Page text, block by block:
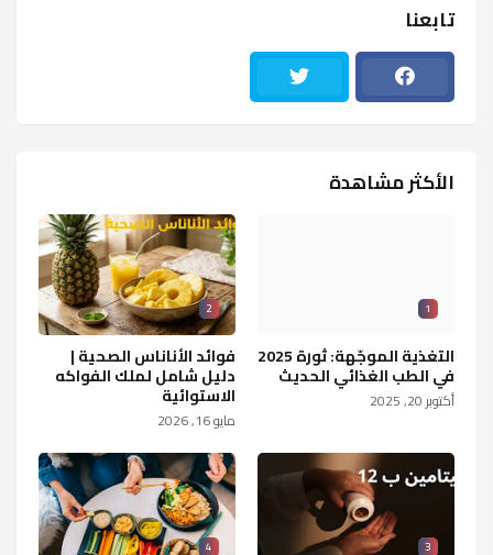
تابعنا
الأكثر مشاهدة
1
التغذية الموجّهة: ثورة 2025
في الطب الغذائي الحديث
أكتوبر 20, 2025
2
فوائد الأناناس الصحية |
دليل شامل لملك الفواكه
الاستوائية
مايو 16, 2026
3
4